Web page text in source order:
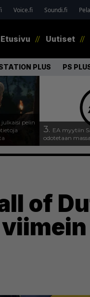
Voice.fi Soundi.fi
Etusivu Uutiset
PLUS PS
julkaisi pelin
3. EA myytiin
odotetaan
of